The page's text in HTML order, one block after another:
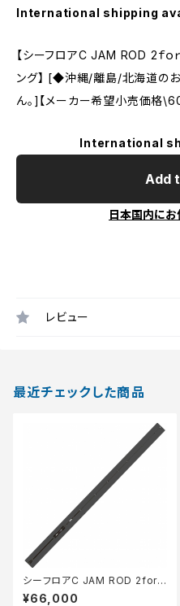
International shipping
【シーフロアC JAM ROD 2ｆ
ング】 [◆沖縄/離島/北海道の
ん。]【メーカー希望小売価格
International
Add
日本国内に
レビュー
最近チェックした商品
シーフロアC JAM ROD 2forc
e JR 603-2 2号 250g
¥66,000